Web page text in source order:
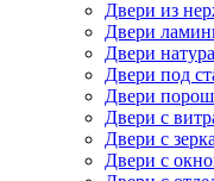
Двери из
Двери
Двери
Двери под
Двери
Двери с
Двери с
Двери с